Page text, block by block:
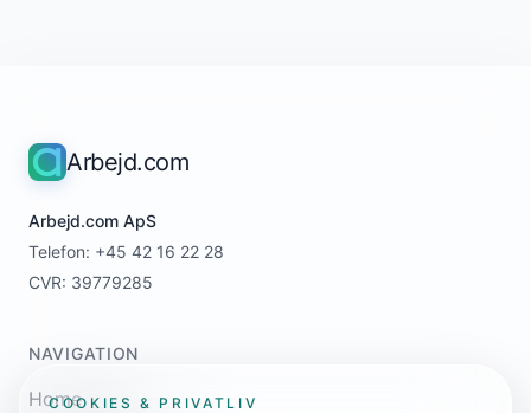
Arbejd.com
Arbejd.com ApS
Telefon: +45 42 16 22 28
CVR: 39779285
NAVIGATION
Home
COOKIES & PRIVATLIV